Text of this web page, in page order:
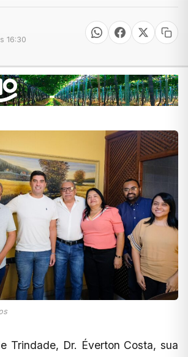
16:30
Trindade, Dr. Éverton Costa, sua